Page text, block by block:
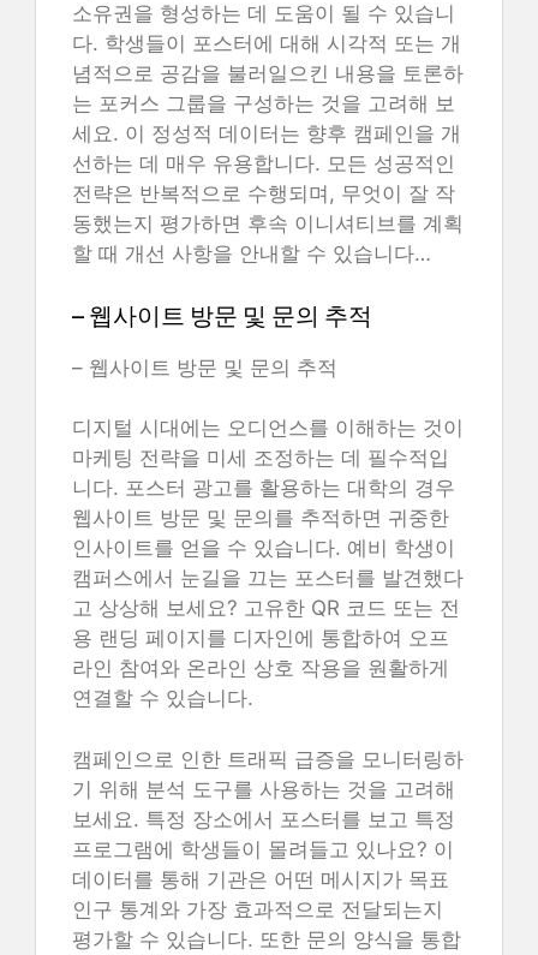
소유권을 형성하는 데 도움이 될 수 있습니
다. 학생들이 포스터에 대해 시각적 또는 개
념적으로 공감을 불러일으킨 내용을 토론하
는 포커스 그룹을 구성하는 것을 고려해 보
세요. 이 정성적 데이터는 향후 캠페인을 개
선하는 데 매우 유용합니다. 모든 성공적인
전략은 반복적으로 수행되며, 무엇이 잘 작
동했는지 평가하면 후속 이니셔티브를 계획
할 때 개선 사항을 안내할 수 있습니다…
– 웹사이트 방문 및 문의 추적
– 웹사이트 방문 및 문의 추적
디지털 시대에는 오디언스를 이해하는 것이
마케팅 전략을 미세 조정하는 데 필수적입
니다. 포스터 광고를 활용하는 대학의 경우
웹사이트 방문 및 문의를 추적하면 귀중한
인사이트를 얻을 수 있습니다. 예비 학생이
캠퍼스에서 눈길을 끄는 포스터를 발견했다
고 상상해 보세요? 고유한 QR 코드 또는 전
용 랜딩 페이지를 디자인에 통합하여 오프
라인 참여와 온라인 상호 작용을 원활하게
연결할 수 있습니다.
캠페인으로 인한 트래픽 급증을 모니터링하
기 위해 분석 도구를 사용하는 것을 고려해
보세요. 특정 장소에서 포스터를 보고 특정
프로그램에 학생들이 몰려들고 있나요? 이
데이터를 통해 기관은 어떤 메시지가 목표
인구 통계와 가장 효과적으로 전달되는지
평가할 수 있습니다. 또한 문의 양식을 통합